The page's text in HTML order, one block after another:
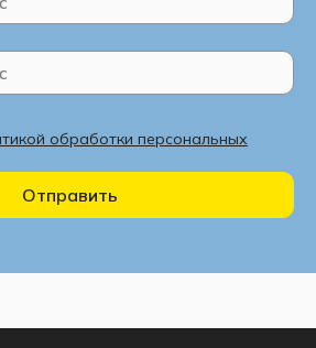
обработки персональных
Отправить